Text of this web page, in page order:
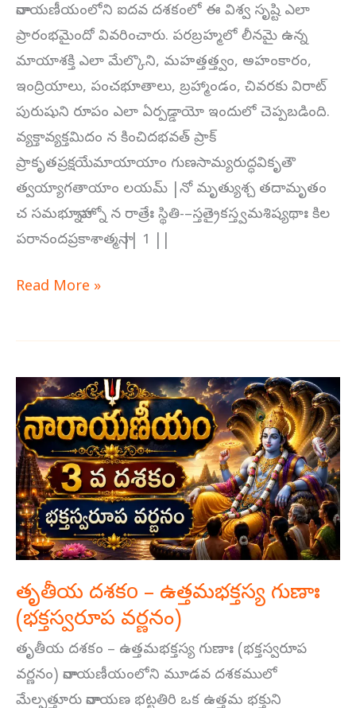
నారాయణీయంలోని ఐదవ దశకంలో ఈ విశ్వ సృష్టి ఎలా
ప్రారంభమైందో వివరించారు. పరబ్రహ్మలో లీనమై ఉన్న
మాయాశక్తి ఎలా మేల్కొని, మహత్తత్త్వం, అహంకారం,
ఇంద్రియాలు, పంచభూతాలు, బ్రహ్మాండం, చివరకు విరాట్
పురుషుని రూపం ఎలా ఏర్పడ్డాయో ఇందులో చెప్పబడింది.
వ్యక్తావ్యక్తమిదం న కించిదభవత్ ప్రాక్
ప్రాకృతప్రక్షయేమాయాయాం గుణసామ్యరుద్ధవికృతౌ
త్వయ్యాగతాయాం లయమ్ |నో మృత్యుశ్చ తదామృతం
చ సమభూన్నాహ్నో న రాత్రేః స్థితి-–స్తత్రైకస్త్వమశిష్యథాః కిల
పరానందప్రకాశాత్మనా || 1 ||
Read More »
తృతీయ దశకo – ఉత్తమభక్తస్య గుణాః
(భక్తస్వరూప వర్ణనం)
తృతీయ దశకం – ఉత్తమభక్తస్య గుణాః (భక్తస్వరూప
వర్ణనం) నారాయణీయంలోని మూడవ దశకములో
మేల్పత్తూరు నారాయణ భట్టతిరి ఒక ఉత్తమ భక్తుని
తృతీయ
దశకo
–
ఉత్తమభక్తస్య
గుణాః
(భక్తస్వరూప
వర్ణనం)